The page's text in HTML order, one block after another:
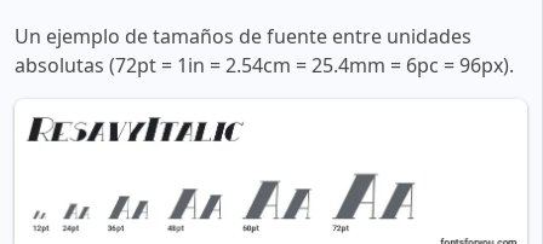
Un ejemplo de tamaños de fuente entre unidades
absolutas (72pt = 1in = 2.54cm = 25.4mm = 6pc = 96px).